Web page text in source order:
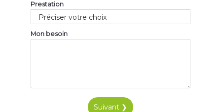
Prestation
Mon besoin
Suivant ❯